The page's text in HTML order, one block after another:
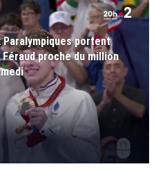
Paralympiques portent
proche du million